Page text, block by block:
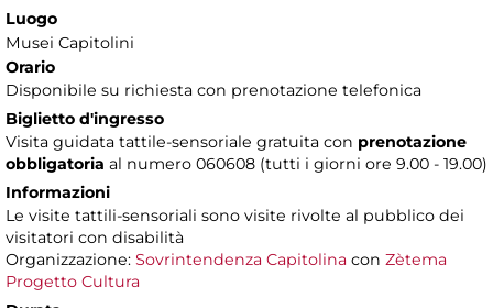
Luogo
Musei Capitolini
Orario
Disponibile su richiesta con prenotazione telefonica
Biglietto d'ingresso
Visita guidata tattile-sensoriale gratuita con prenotazione
obbligatoria al numero 060608 (tutti i giorni ore 9.00 - 19.00)
Informazioni
Le visite tattili-sensoriali sono visite rivolte al pubblico dei
visitatori con disabilità
Organizzazione: Sovrintendenza Capitolina con Zètema
Progetto Cultura